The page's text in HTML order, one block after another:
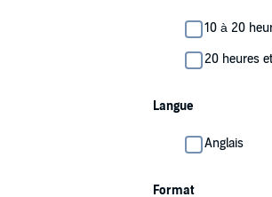
10 à 20
20 heures
Langue
Anglais
Format